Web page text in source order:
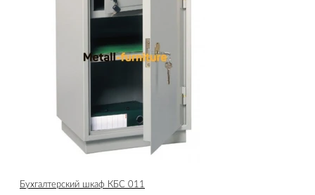
Бухгалтерский шкаф КБС 011